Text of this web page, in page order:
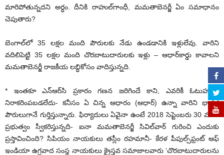
మారిపోతున్నదని అర్ధం. దీనికి రాహుల్‌గాంధీ, మమతాబెనర్జీ ఏం సమాధానం
చెపుతారు?
బెంగాల్‌లో 35 లక్షల మంది పౌరులకు నేడు ఉండడానికి ఇళ్లులేవు. వారిని
వదిలిపెట్టి 35 లక్షల మంది చొరబాటుదారులకు ఇళ్లు – ఆధార్‌కార్డు కావాలని
మమతాబెనర్జీ రాజకీయ లబ్ధికోసం వాదిస్తున్నది.
* ఇంతకూ ఎన్‌ఆర్‌సి ప్రకారం గణన జరిగిందే కాని, ఎవరికీ ఓటుహక్కు
నిరాకరింపబడలేదు- కనీసం ఏ చిన్న ఆధారం (ఆధార్) ఉన్నా వారిని భారత
పౌరులుగానే గుర్తిస్తున్నారు. ఫిర్యాదులు ఏవైనా ఉంటే 2018 సెప్టెంబరు 30 వరకు
ప్రభుత్వం స్వీకరిస్తున్నది- ఐనా మమతాబెనర్జీ సివిల్‌వార్ గురించి ఎందుకు
ప్రస్తావించింది? సిపియం నాయకులు తస్లీం రహమానీ- కేరళ పీపుల్స్‌ఫ్రంట్ ఆఫ్
ఇండియా ఉగ్రవాద సంస్థ నాయకులు క్రైస్తవ సమాజాలవారు ‘చొరబాటుదారులను